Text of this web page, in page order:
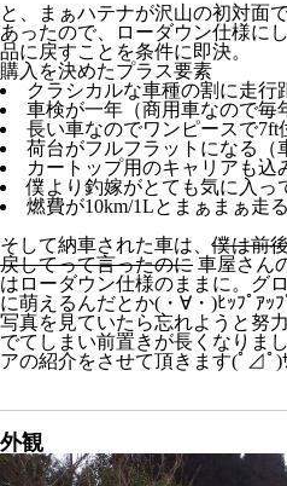
と、まぁハテナが沢山の初対面
あったので、ローダウン仕様に
品に戻すことを条件に即決。
購入を決めたプラス要素
クラシカルな車種の割に走行
車検が一年（商用車なので毎
長い車なのでワンピースで7ft
荷台がフルフラットになる（
カートップ用のキャリアも込
僕より釣嫁がとても気に入っ
燃費が10km/1Lとまぁまぁ走
そして納車された車は、僕は前
戻してって言ったのに 車屋さん
はローダウン仕様のままに。グ
に萌えるんだとか(・∀・)ﾋｯﾌﾟｱｯ
写真を見ていたら忘れようと努
でてしまい前置きが長くなりま
アの紹介をさせて頂きます(ﾟ⊿ﾟ)
外観